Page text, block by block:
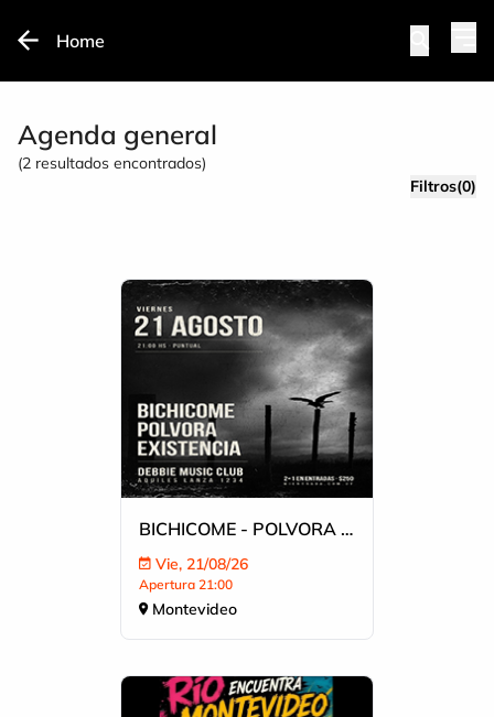
Home
Agenda general
(2 resultados encontrados)
Filtros(0)
BICHICOME - POLVORA - EXISTENCIA
Vie, 21/08/26
Apertura 21:00
Montevideo